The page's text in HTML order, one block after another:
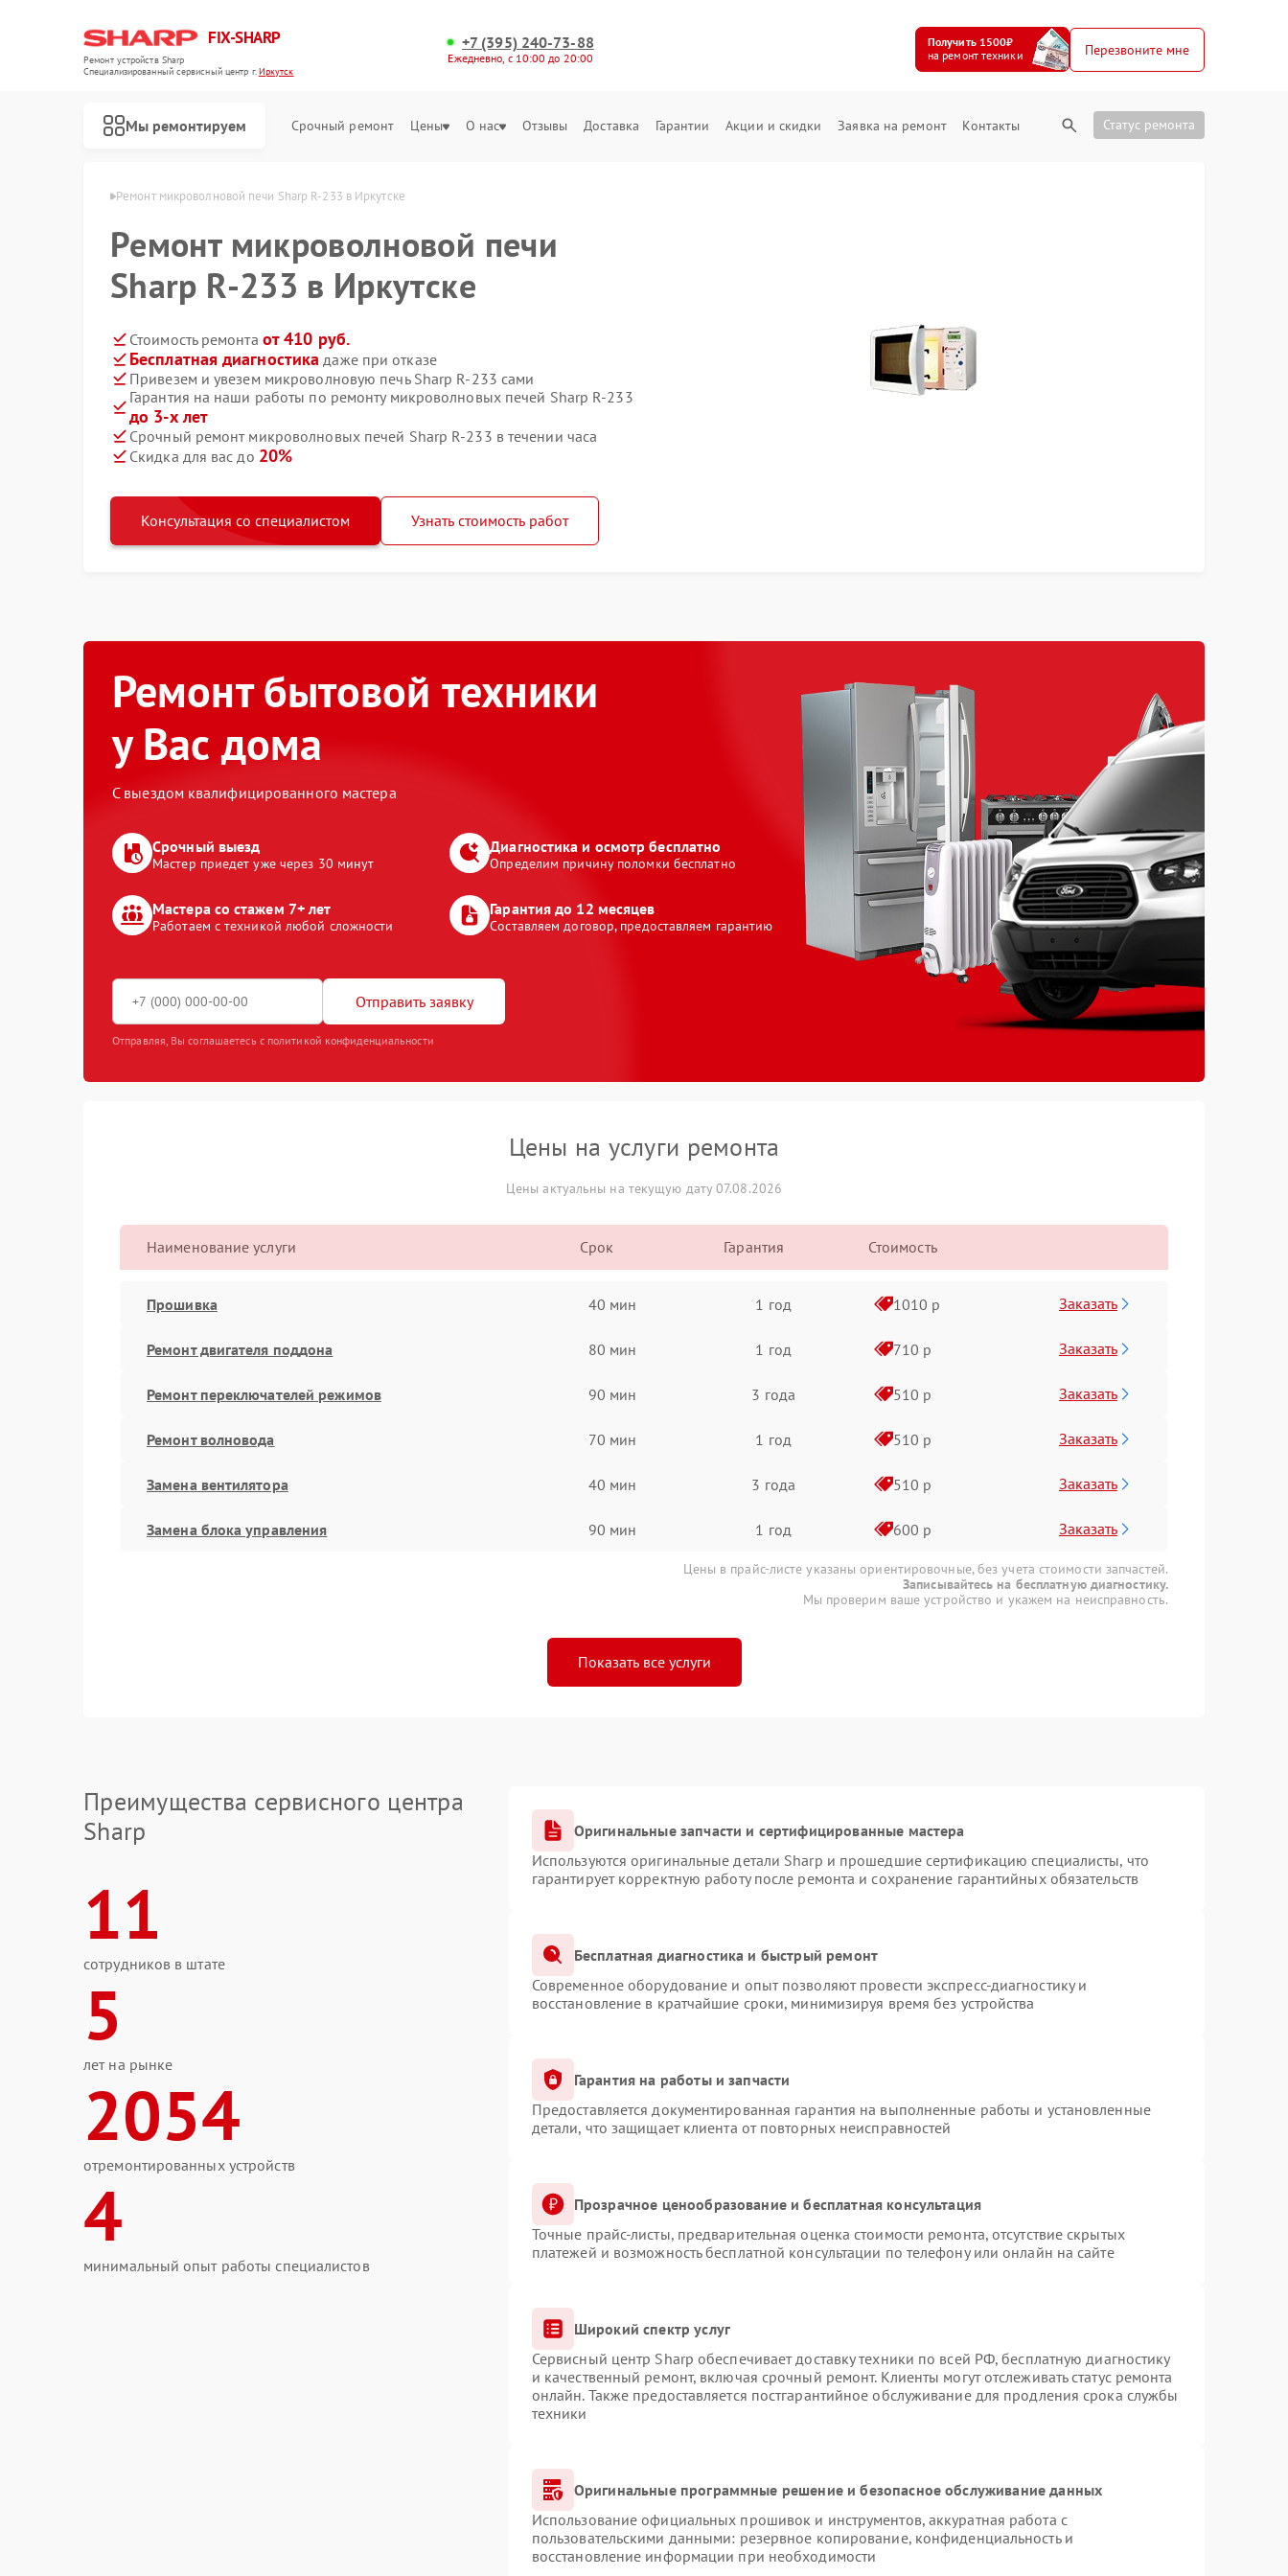
FIX-SHARP
Ремонт устройств Sharp
Специализированный cервисный центр г.Иркутск
+7 (395) 240-73-88
Ежедневно, с 10:00 до 20:00
Получить 1500₽
на ремонт техники
Перезвоните мне
Мы ремонтируем Срочный ремонт Цены О нас Отзывы Доставка Гарантии Акции и скидки Заявка на ремонт Контакты Статус ремонта
Sharp в Иркутске Ремонт микроволновой печи Sharp R-233 в Иркутске
Ремонт микроволновой печи
Sharp R-233 в Иркутске
Стоимость ремонта от 410 руб.
Бесплатная диагностика даже при отказе
Привезем и увезем микроволновую печь Sharp R-233 сами
Гарантия на наши работы по ремонту микроволновых печей Sharp R-233
до 3-х лет
Срочный ремонт микроволновых печей Sharp R-233 в течении часа
Скидка для вас до 20%
Консультация со специалистом Узнать стоимость работ
Ремонт бытовой техники
у Вас дома
С выездом квалифицированного мастера
Срочный выезд
Мастер приедет уже через 30 минут
Диагностика и осмотр бесплатно
Определим причину поломки бесплатно
Мастера со стажем 7+ лет
Работаем с техникой любой сложности
Гарантия до 12 месяцев
Составляем договор, предоставляем гарантию
Отправить заявку
Отправляя, Вы соглашаетесь с политикой конфиденциальности
Цены на услуги ремонта
Цены актуальны на текущую дату 07.08.2026
Наименование услуги Срок Гарантия Стоимость
Прошивка 40 мин 1 год 1010 р Заказать
Ремонт двигателя поддона 80 мин 1 год 710 р Заказать
Ремонт переключателей режимов 90 мин 3 года 510 р Заказать
Ремонт волновода 70 мин 1 год 510 р Заказать
Замена вентилятора 40 мин 3 года 510 р Заказать
Замена блока управления 90 мин 1 год 600 р Заказать
Цены в прайс-листе указаны ориентировочные, без учета стоимости запчастей.
Записывайтесь на бесплатную диагностику.
Мы проверим ваше устройство и укажем на неисправность.
Показать все услуги
Преимущества сервисного центра
Sharp
11
сотрудников в штате
5
лет на рынке
2054
отремонтированных устройств
4
минимальный опыт работы специалистов
Оригинальные запчасти и сертифицированные мастера
Используются оригинальные детали Sharp и прошедшие сертификацию специалисты, что
гарантирует корректную работу после ремонта и сохранение гарантийных обязательств
Бесплатная диагностика и быстрый ремонт
Современное оборудование и опыт позволяют провести экспресс-диагностику и
восстановление в кратчайшие сроки, минимизируя время без устройства
Гарантия на работы и запчасти
Предоставляется документированная гарантия на выполненные работы и установленные
детали, что защищает клиента от повторных неисправностей
Прозрачное ценообразование и бесплатная консультация
Точные прайс-листы, предварительная оценка стоимости ремонта, отсутствие скрытых
платежей и возможность бесплатной консультации по телефону или онлайн на сайте
Широкий спектр услуг
Сервисный центр Sharp обеспечивает доставку техники по всей РФ, бесплатную диагностику
и качественный ремонт, включая срочный ремонт. Клиенты могут отслеживать статус ремонта
онлайн. Также предоставляется постгарантийное обслуживание для продления срока службы
техники
Оригинальные программные решение и безопасное обслуживание данных
Использование официальных прошивок и инструментов, аккуратная работа с
пользовательскими данными: резервное копирование, конфиденциальность и
восстановление информации при необходимости